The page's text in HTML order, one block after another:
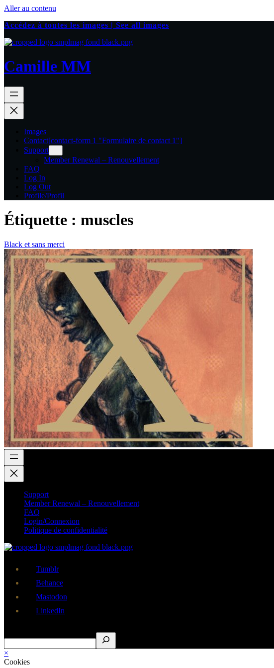
Aller au contenu
Accédez à toutes les images | See all images
Camille MM
Images
Contact[contact-form 1 "Formulaire de contact 1"]
Support
Member Renewal – Renouvellement
FAQ
Log In
Log Out
Profile/Profil
Étiquette : muscles
Black et sans merci
Support
Member Renewal – Renouvellement
FAQ
Login/Connexion
Politique de confidentialité
Tumblr
Behance
Mastodon
LinkedIn
×
Cookies